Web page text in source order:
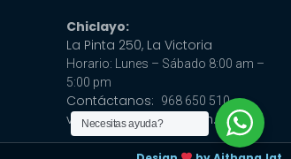
Chiclayo:
La Pinta 250, La Victoria
Horario: Lunes – Sábado 8:00 am –
5:00 pm
Contáctanos: 968 650 510
ventas@cubaspa.com.pe
Necesitas ayuda?